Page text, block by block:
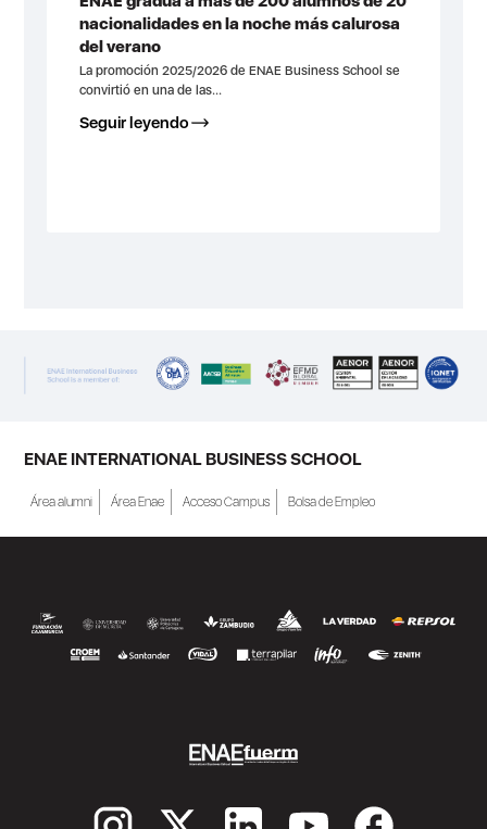
nacionalidades en la noche más calurosa
del verano
La promoción 2025/2026 de ENAE Business School se
convirtió en una de las...
Seguir leyendo
ENAE INTERNATIONAL BUSINESS SCHOOL
Área alumni Área Enae Acceso Campus Bolsa de Empleo